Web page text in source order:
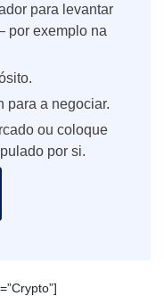
para levantar
por exemplo na
para a negociar.
ou coloque
por si.